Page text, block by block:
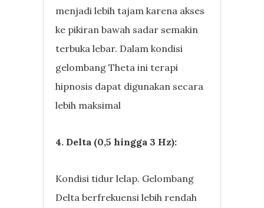
menjadi lebih tajam karena akses
ke pikiran bawah sadar semakin
terbuka lebar. Dalam kondisi
gelombang Theta ini terapi
hipnosis dapat digunakan secara
lebih maksimal
4. Delta (0,5 hingga 3 Hz):
Kondisi tidur lelap. Gelombang
Delta berfrekuensi lebih rendah